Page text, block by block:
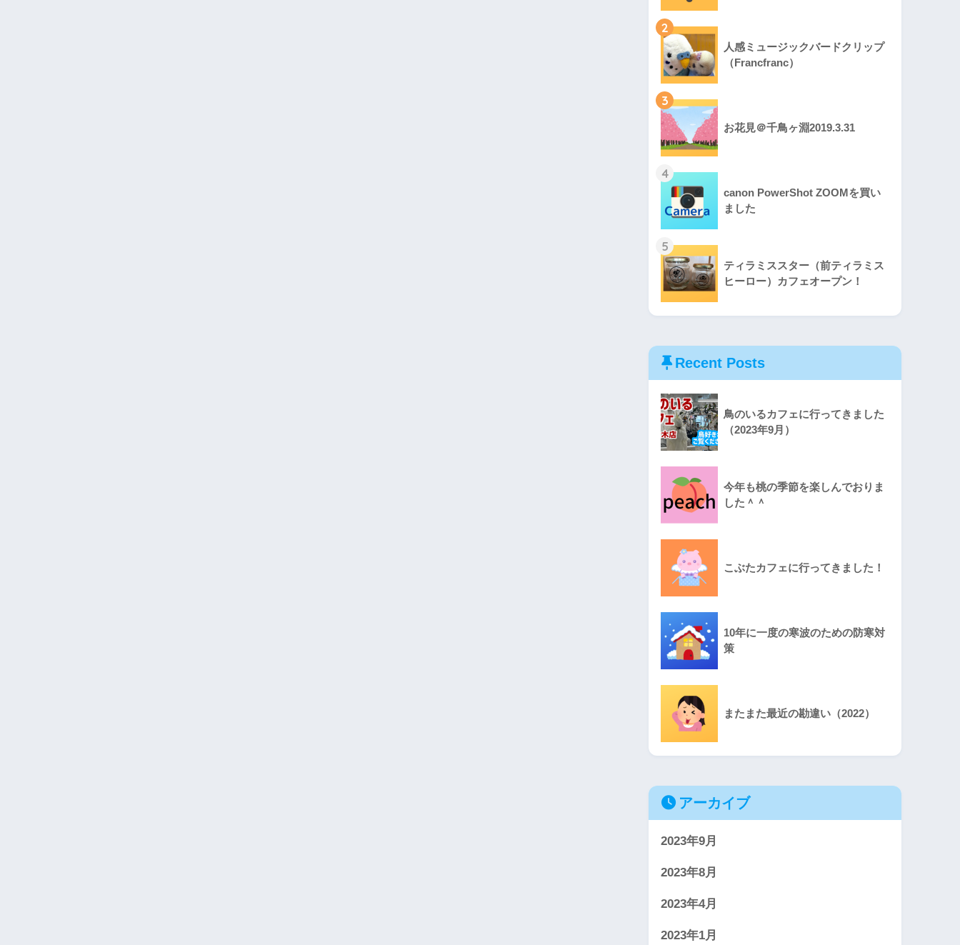
2
人感ミュージックバードクリップ
（Francfranc）
3
お花見＠千鳥ヶ淵2019.3.31
4
canon PowerShot ZOOMを買い
ました
5
ティラミススター（前ティラミス
ヒーロー）カフェオープン！
Recent Posts
鳥のいるカフェに行ってきました
（2023年9月）
今年も桃の季節を楽しんでおりま
した＾＾
こぶたカフェに行ってきました！
10年に一度の寒波のための防寒対
策
またまた最近の勘違い（2022）
アーカイブ
2023年9月
2023年8月
2023年4月
2023年1月